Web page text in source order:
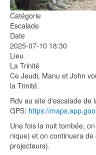
Catégorie
Escalade
Date
2025-07-10 18:30
Lieu
La Trinité
Ce Jeudi, Manu et John
la Trinité.
Rdv au site d'escalade de
GPS: https://
Une fois la nuit tombée,
nique) et on continuera
projecteurs).